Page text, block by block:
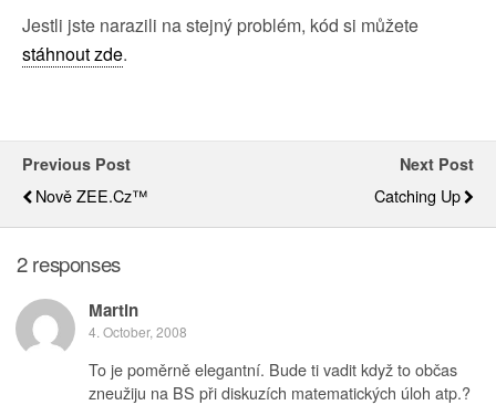
Jestli jste narazili na stejný problém, kód si můžete
stáhnout zde.
Previous Post
Nově ZEE.cz™
Next Post
Catching Up
2 responses
Martin
4. October, 2008
To je poměrně elegantní. Bude ti vadit když to občas
zneužiju na BS při diskuzích matematických úloh atp.?